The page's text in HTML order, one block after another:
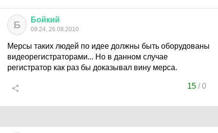
Б Бойкий
09:24, 26.08.2010
Мерсы таких людей по идее должны быть оборудованы
видеорегистраторами... Но в данном случае
регистратор как раз бы доказывал вину мерса.
15 /0